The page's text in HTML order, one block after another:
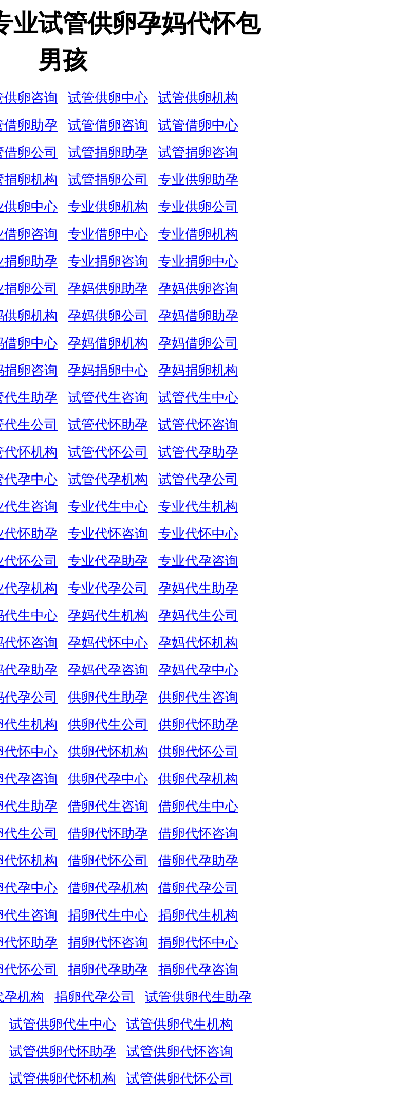
业试管供卵孕妈代怀包
男孩
供卵咨询 试管供卵中心
试管供卵机构
借卵助孕 试管借卵咨询
试管借卵中心
借卵公司 试管捐卵助孕
试管捐卵咨询
捐卵机构 试管捐卵公司
专业供卵助孕
供卵中心 专业供卵机构
专业供卵公司
借卵咨询 专业借卵中心
专业借卵机构
捐卵助孕 专业捐卵咨询
专业捐卵中心
捐卵公司 孕妈供卵助孕
孕妈供卵咨询
供卵机构 孕妈供卵公司
孕妈借卵助孕
借卵中心 孕妈借卵机构
孕妈借卵公司
捐卵咨询 孕妈捐卵中心
孕妈捐卵机构
代生助孕 试管代生咨询
试管代生中心
代生公司 试管代怀助孕
试管代怀咨询
代怀机构 试管代怀公司
试管代孕助孕
代孕中心 试管代孕机构
试管代孕公司
代生咨询 专业代生中心
专业代生机构
代怀助孕 专业代怀咨询
专业代怀中心
代怀公司 专业代孕助孕
专业代孕咨询
代孕机构 专业代孕公司
孕妈代生助孕
代生中心 孕妈代生机构
孕妈代生公司
代怀咨询 孕妈代怀中心
孕妈代怀机构
代孕助孕 孕妈代孕咨询
孕妈代孕中心
代孕公司 供卵代生助孕
供卵代生咨询
代生机构 供卵代生公司
供卵代怀助孕
代怀中心 供卵代怀机构
供卵代怀公司
代孕咨询 供卵代孕中心
供卵代孕机构
代生助孕 借卵代生咨询
借卵代生中心
代生公司 借卵代怀助孕
借卵代怀咨询
代怀机构 借卵代怀公司
借卵代孕助孕
代孕中心 借卵代孕机构
借卵代孕公司
代生咨询 捐卵代生中心
捐卵代生机构
代怀助孕 捐卵代怀咨询
捐卵代怀中心
代怀公司 捐卵代孕助孕
捐卵代孕咨询
孕机构 捐卵代孕公司
试管供卵代生助孕
试管供卵代生中心
试管供卵代生机构
试管供卵代怀助孕
试管供卵代怀咨询
试管供卵代怀机构
试管供卵代怀公司